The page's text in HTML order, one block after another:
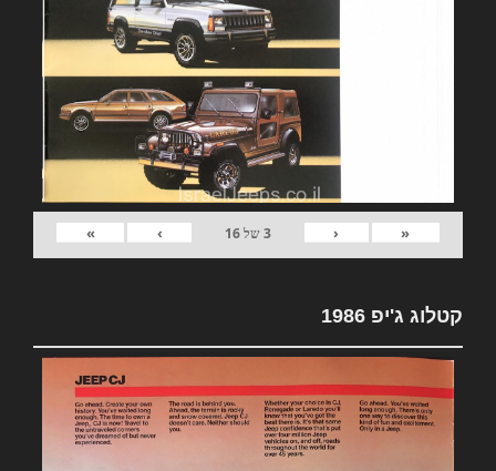
«
‹
3של16
›
»
קטלוג ג'יפ 1986